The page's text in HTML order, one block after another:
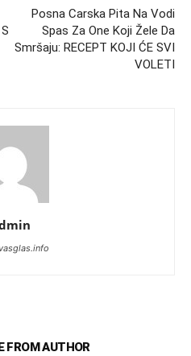
Posna Carska Pita Na Vodi
Spas Za One Koji Žele Da
Smršaju: RECEPT KOJI ĆE SVI
VOLETI
FROM AUTHOR